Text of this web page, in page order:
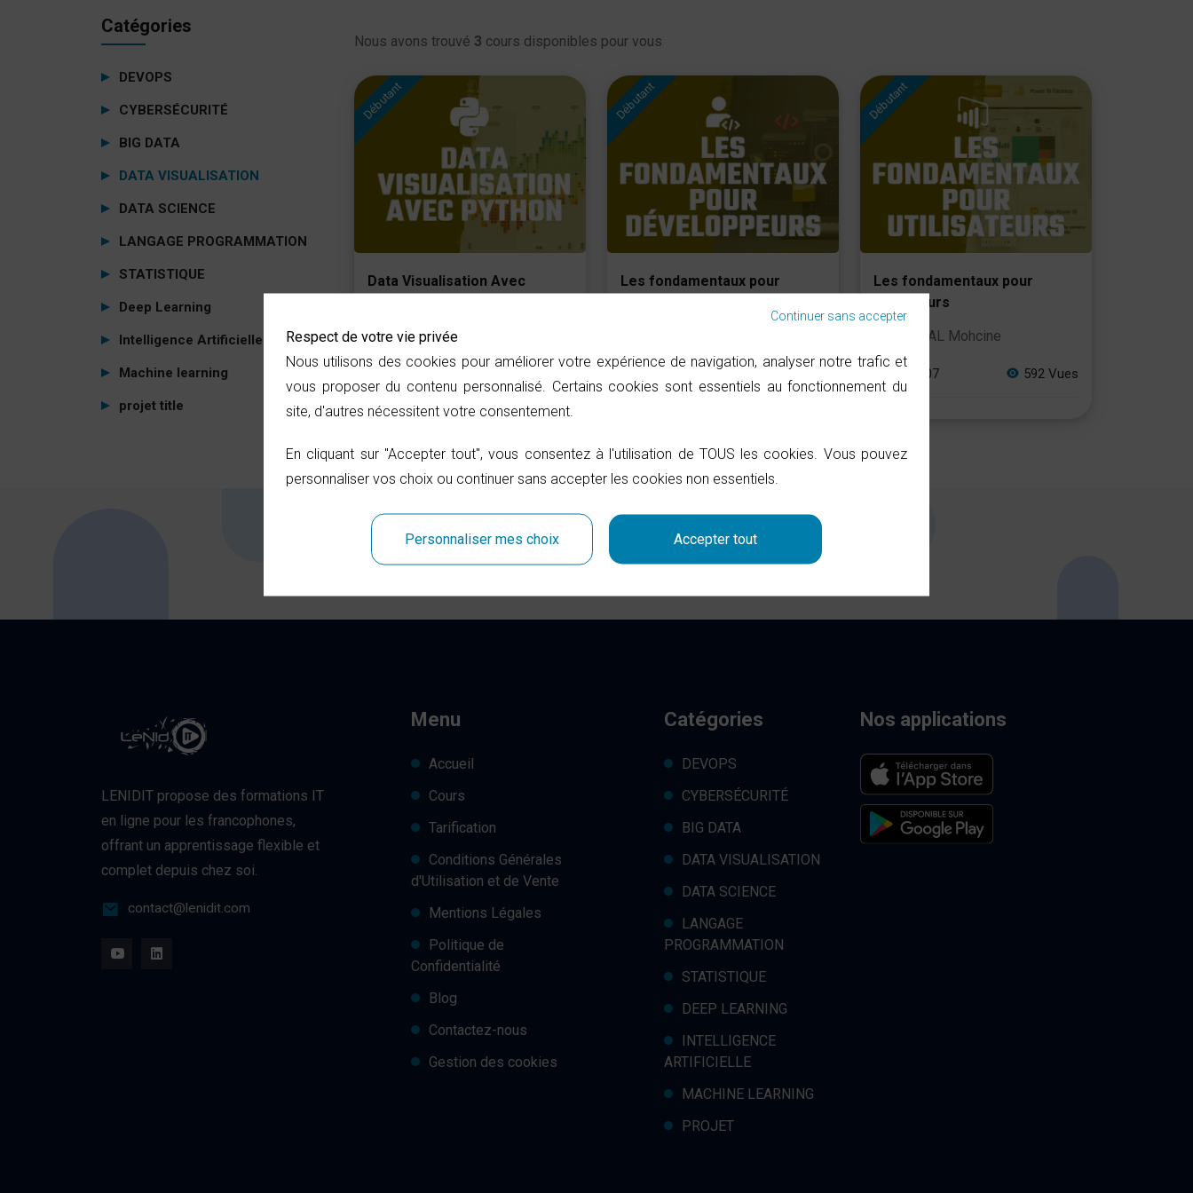
Catégories
DEVOPS
CYBERSÉCURITÉ
BIG DATA
DATA VISUALISATION
DATA SCIENCE
LANGAGE PROGRAMMATION
STATISTIQUE
Deep Learning
Intelligence Artificielle
Machine learning
projet title
Nous avons trouvé 3 cours disponibles pour vous
Débutant
Data Visualisation Avec
DALLI Anouar
Débutant
Les fondamentaux pour
516 Vues
Débutant
Les fondamentaux pour
utilisateurs
TALAL Mohcine
03:02:07 592 Vues
DATA VISUALISATION
LENIDIT propose des formations IT
en ligne pour les francophones,
offrant un apprentissage flexible et
complet depuis chez soi.
contact@lenidit.com
Menu
Accueil
Cours
Tarification
Conditions Générales
d'Utilisation et de Vente
Mentions Légales
Politique de
Confidentialité
Blog
Contactez-nous
Gestion des cookies
Catégories
DEVOPS
CYBERSÉCURITÉ
BIG DATA
DATA VISUALISATION
DATA SCIENCE
LANGAGE
PROGRAMMATION
STATISTIQUE
DEEP LEARNING
INTELLIGENCE
ARTIFICIELLE
MACHINE LEARNING
PROJET
Nos applications
Continuer sans accepter
Respect de votre vie privée
Nous utilisons des cookies pour améliorer votre expérience de navigation, analyser notre trafic et
vous proposer du contenu personnalisé. Certains cookies sont essentiels au fonctionnement du
site, d'autres nécessitent votre consentement.
En cliquant sur "Accepter tout", vous consentez à l'utilisation de TOUS les cookies. Vous pouvez
personnaliser vos choix ou continuer sans accepter les cookies non essentiels.
Personnaliser mes choix Accepter tout